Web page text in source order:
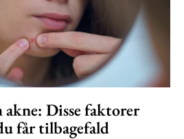
Disse faktorer
får tilbagefald